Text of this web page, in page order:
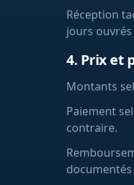
Réception
jours ouvrés
4. Prix et
Montants
Paiement
contraire.